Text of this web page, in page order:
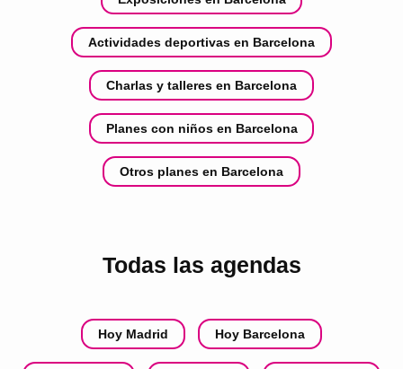
Actividades deportivas en Barcelona
Charlas y talleres en Barcelona
Planes con niños en Barcelona
Otros planes en Barcelona
Todas las agendas
Hoy Madrid Hoy Barcelona